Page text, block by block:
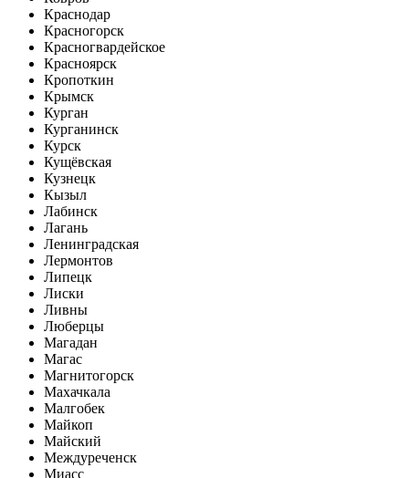
Краснодар
Красногорск
Красногвардейское
Красноярск
Кропоткин
Крымск
Курган
Курганинск
Курск
Кущёвская
Кузнецк
Кызыл
Лабинск
Лагань
Ленинградская
Лермонтов
Липецк
Лиски
Ливны
Люберцы
Магадан
Магас
Магнитогорск
Махачкала
Малгобек
Майкоп
Майский
Междуреченск
Миасс